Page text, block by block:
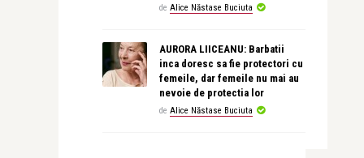
de Alice Năstase Buciuta
AURORA LIICEANU: Barbatii
inca doresc sa fie protectori cu
femeile, dar femeile nu mai au
nevoie de protectia lor
de Alice Năstase Buciuta